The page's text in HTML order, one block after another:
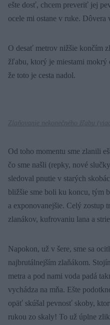
ešte dosť, chcem preveriť jej
ocele mi ostane v ruke. Dôvera
O desať metrov nižšie končím
žľabu, ktorý je miestami mokrý
že toto je cesta nadol.
Zlaňovanie nekonečného žľabu (
Od toho momentu sme zlanili
čo sme našli (repky, nové
sledoval pnutie v starých
bližšie sme boli ku koncu, tým
a exponovanejšie. Celý zostup
zlanákov, kufrovaniu lana a
Napokon, už v šere, sme sa
najbrutálnejším zlaňákom.
metra a pod nami voda padá
vychádza na mňa. Ešte
opäť skúšal pevnosť skoby,
rukou zo skaly! To už úplne